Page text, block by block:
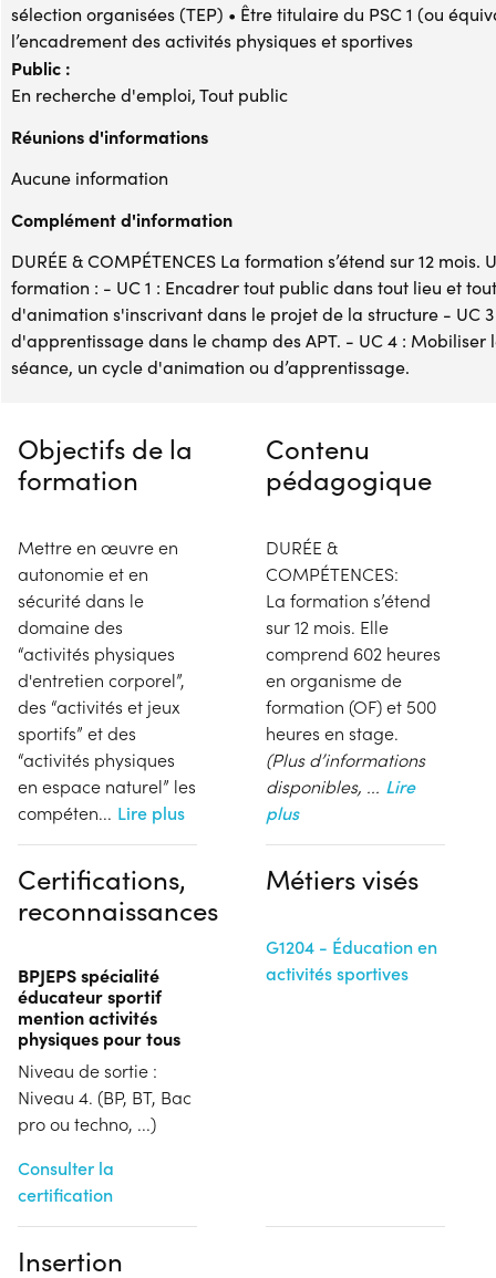
sélection organisées (TEP) • Être titulaire du PSC 1 (ou
l’encadrement des activités physiques et sportives
Public :
En recherche d'emploi, Tout public
Réunions d'informations
Aucune information
Complément d'information
DURÉE & COMPÉTENCES La formation s’étend sur 12
formation : - UC 1 : Encadrer tout public dans tout lieu et
d'animation s'inscrivant dans le projet de la structure - UC
d'apprentissage dans le champ des APT. - UC 4 :
séance, un cycle d'animation ou d’apprentissage.
Objectifs de la
formation
Mettre en œuvre en
autonomie et en
sécurité dans le
domaine des
“activités physiques
d'entretien corporel”,
des “activités et jeux
sportifs” et des
“activités physiques
en espace naturel” les
compéten... Lire plus
Contenu
pédagogique
DURÉE &
COMPÉTENCES:
La formation s’étend
sur 12 mois. Elle
comprend 602 heures
en organisme de
formation (OF) et 500
heures en stage.
(Plus d’informations
disponibles, ... Lire
plus
Certifications,
reconnaissances
BPJEPS spécialité
éducateur sportif
mention activités
physiques pour tous
Niveau de sortie :
Niveau 4. (BP, BT, Bac
pro ou techno, ...)
Consulter la
certification
Métiers visés
G1204 - Éducation en
activités sportives
Insertion